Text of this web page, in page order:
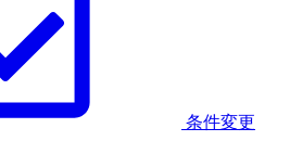
条件変更